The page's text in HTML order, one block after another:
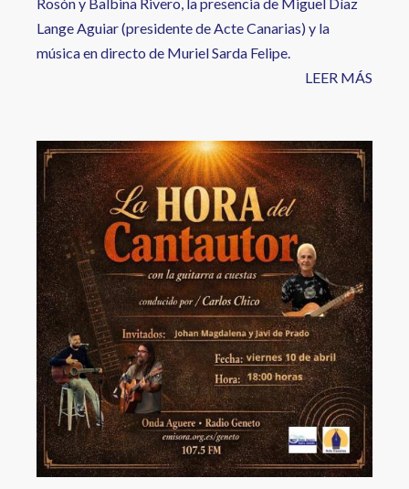
Rosón y Balbina Rivero, la presencia de Miguel Díaz
Lange Aguiar (presidente de Acte Canarias) y la
música en directo de Muriel Sarda Felipe. ​
LEER MÁS
Image